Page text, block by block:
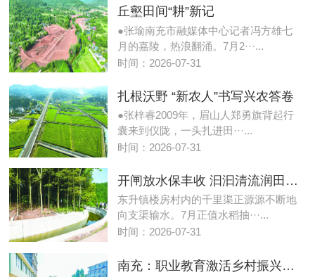
丘壑田间“耕”新记
●张瑜南充市融媒体中心记者冯方雄七
月的嘉陵，热浪翻涌。7月2···...
时间：2026-07-31
扎根沃野 “新农人”书写兴农答卷
●张梓睿2009年，眉山人郑勇旗背起行
囊来到仪陇，一头扎进田···...
时间：2026-07-31
开闸放水保丰收 汩汩清流润田更润“心”
东升镇楼房村内的千里渠正源源不断地
向支渠输水。7月正值水稻抽···...
时间：2026-07-31
南充：职业教育激活乡村振兴人才活水